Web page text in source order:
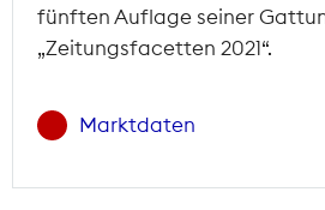
fünften Auflage seiner
„Zeitungsfacetten 2021“.
Marktdaten